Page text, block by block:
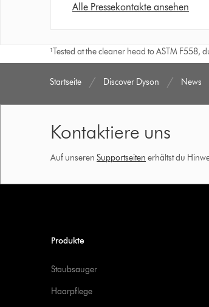
Alle Pressekontakte ansehen
¹Tested at the cleaner head to ASTM F558,
Startseite Discover Dyson News
Kontaktiere uns
Auf unseren Supportseiten erhältst du
Produkte
Staubsauger
Haarpflege